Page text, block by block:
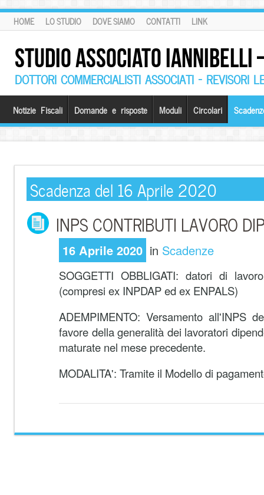
HOME LO STUDIO DOVE SIAMO CONTATTI LINK
STUDIO ASSOCIATO
DOTTORI COMMERCIALISTI ASSOCIATI – REVISORI
Notizie Fiscali Domande e risposte Moduli Circolari
Scadenza del 16 Aprile 2020
INPS CONTRIBUTI LAVORO
16 Aprile 2020 in Scadenze
SOGGETTI OBBLIGATI: datori di
(compresi ex INPDAP ed ex ENPALS)
ADEMPIMENTO: Versamento all'INPS
favore della generalità dei lavoratori
maturate nel mese precedente.
MODALITA': Tramite il Modello di